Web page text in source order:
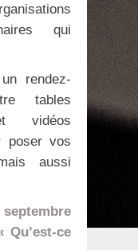
qui
rendez-
tables
vidéos
poser vos
aussi
Qu’est-ce